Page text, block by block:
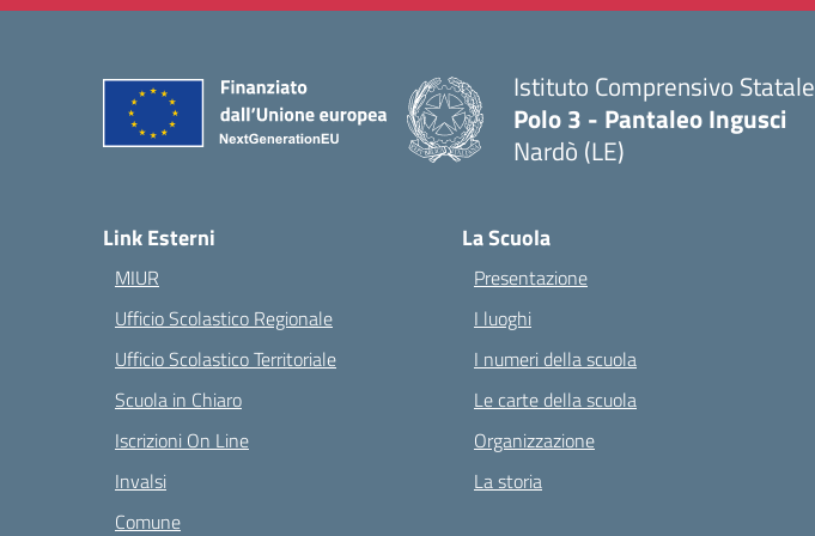
Istituto Comprensivo Statale
Polo 3 - Pantaleo Ingusci
Nardò (LE)
Link Esterni
MIUR
Ufficio Scolastico Regionale
Ufficio Scolastico Territoriale
Scuola in Chiaro
Iscrizioni On Line
Invalsi
Comune
La Scuola
Presentazione
I luoghi
I numeri della scuola
Le carte della scuola
Organizzazione
La storia